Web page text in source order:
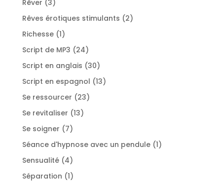
Rêver 33
produits
Rêves érotiques stimulants 22
Richesse 11
produit
Script de MP3 2424
produits
Script en anglais 3030
produits
Script en espagnol 1313
Se ressourcer 2323
Se revitaliser 1313
Se soigner 77
produits
Séance d'hypnose avec un pendule 11
Sensualité 44
produits
Séparation 11